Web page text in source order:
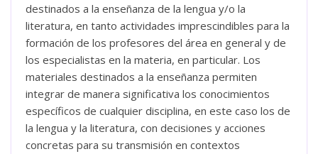
destinados a la enseñanza de la lengua y/o la
literatura, en tanto actividades imprescindibles para la
formación de los profesores del área en general y de
los especialistas en la materia, en particular. Los
materiales destinados a la enseñanza permiten
integrar de manera significativa los conocimientos
específicos de cualquier disciplina, en este caso los de
la lengua y la literatura, con decisiones y acciones
concretas para su transmisión en contextos